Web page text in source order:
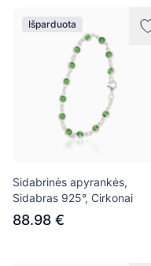
Išparduota
Sidabrinės apyrankės,
Sidabras 925°, Cirkonai
88.98 €